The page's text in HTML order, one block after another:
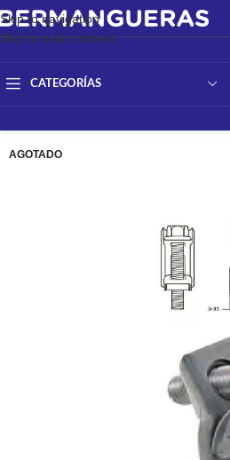
Skip to navigation
Skip to main content
CATEGORÍAS
AGOTADO